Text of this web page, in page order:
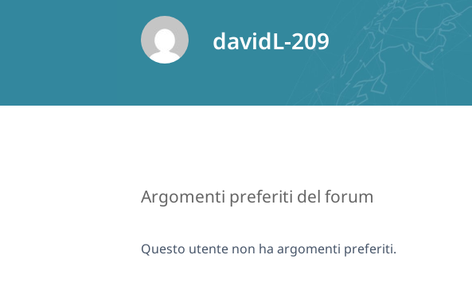
davidL-209
Argomenti preferiti del forum
Questo utente non ha argomenti preferiti.